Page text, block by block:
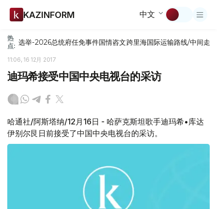
KAZINFORM 中文
热
点: 选举-2026总统府任免事件国情咨文跨里海国际运输路线/中间走廊
11:06, 16 12月 2017
迪玛希接受中国中央电视台的采访
哈通社/阿斯塔纳/12月16日 - 哈萨克斯坦歌手迪玛希•库达
伊别尔艮日前接受了中国中央电视台的采访。